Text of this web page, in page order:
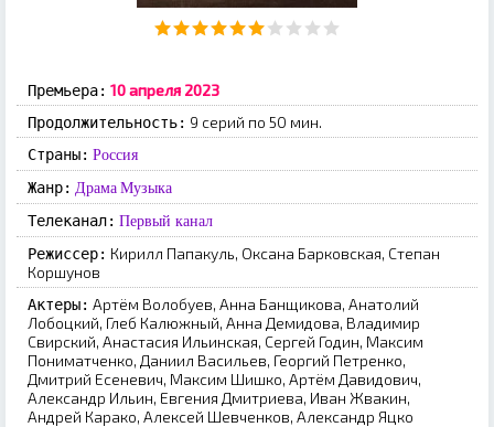
Премьера: 10 апреля 2023
Продолжительность: 9 серий по 50 мин.
Страны: Россия
Жанр: Драма Музыка
Телеканал: Первый канал
Режиссер: Кирилл Папакуль, Оксана Барковская, Степан
Коршунов
Актеры: Артём Волобуев, Анна Банщикова, Анатолий
Лобоцкий, Глеб Калюжный, Анна Демидова, Владимир
Свирский, Анастасия Ильинская, Сергей Годин, Максим
Пониматченко, Даниил Васильев, Георгий Петренко,
Дмитрий Есеневич, Максим Шишко, Артём Давидович,
Александр Ильин, Евгения Дмитриева, Иван Жвакин,
Андрей Карако, Алексей Шевченков, Александр Яцко